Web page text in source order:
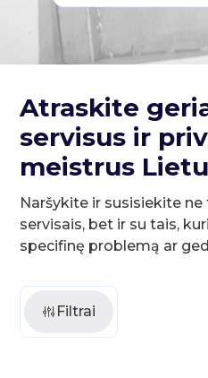
Atraskite
servisus ir
meistrus
Naršykite ir susisiekite
servisais, bet ir su tais,
specifinę problemą ar
Filtrai